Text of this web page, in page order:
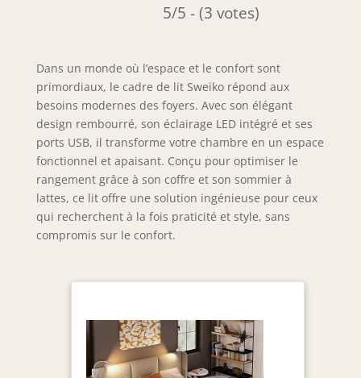
5/5 - (3 votes)
Dans un monde où l’espace et le confort sont
primordiaux, le cadre de lit Sweiko répond aux
besoins modernes des foyers. Avec son élégant
design rembourré, son éclairage LED intégré et ses
ports USB, il transforme votre chambre en un espace
fonctionnel et apaisant. Conçu pour optimiser le
rangement grâce à son coffre et son sommier à
lattes, ce lit offre une solution ingénieuse pour ceux
qui recherchent à la fois praticité et style, sans
compromis sur le confort.